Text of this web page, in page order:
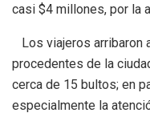
casi $4 millones, por la
Los viajeros arribaron
procedentes de la
cerca de 15 bultos; en
especialmente la